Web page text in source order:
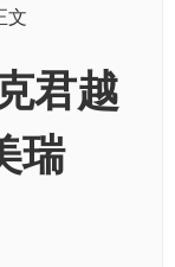
文
君越
瑞